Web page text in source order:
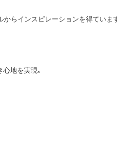
らインスピレーションを得ていま
心地を実現｡